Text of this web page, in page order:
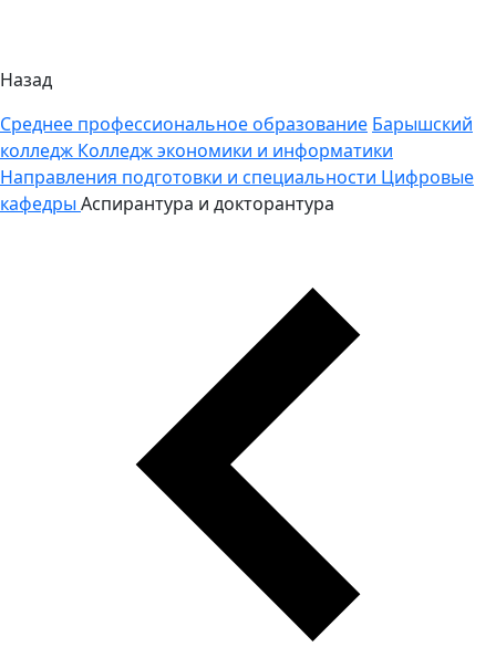
Назад
Среднее профессиональное образование Барышский
колледж Колледж экономики и информатики
Направления подготовки и специальности Цифровые
кафедры Аспирантура и докторантура